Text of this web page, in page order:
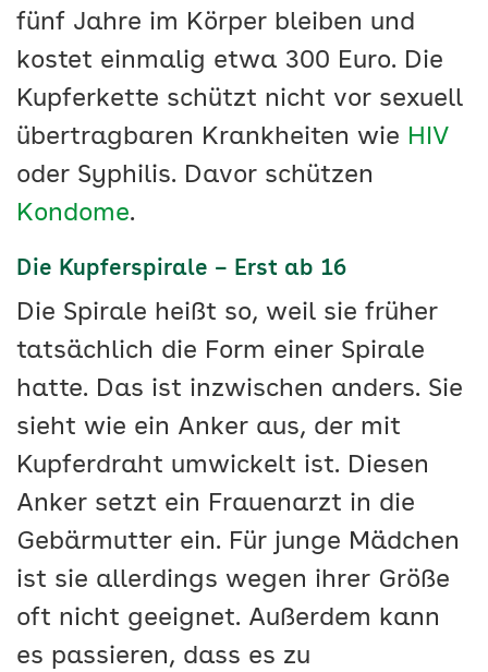
fünf Jahre im Körper bleiben und
kostet einmalig etwa 300 Euro. Die
Kupferkette schützt nicht vor sexuell
übertragbaren Krankheiten wie HIV
oder Syphilis. Davor schützen
Kondome.
Die Kupferspirale – Erst ab 16
Die Spirale heißt so, weil sie früher
tatsächlich die Form einer Spirale
hatte. Das ist inzwischen anders. Sie
sieht wie ein Anker aus, der mit
Kupferdraht umwickelt ist. Diesen
Anker setzt ein Frauenarzt in die
Gebärmutter ein. Für junge Mädchen
ist sie allerdings wegen ihrer Größe
oft nicht geeignet. Außerdem kann
es passieren, dass es zu